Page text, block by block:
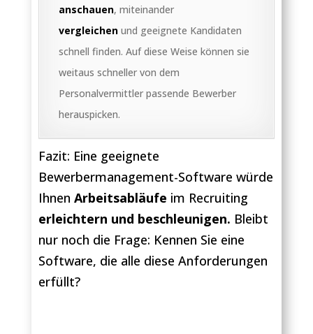
anschauen, miteinander
vergleichen und geeignete Kandidaten
schnell finden. Auf diese Weise können sie
weitaus schneller von dem
Personalvermittler passende Bewerber
herauspicken.
Fazit: Eine geeignete
Bewerbermanagement-Software würde
Ihnen Arbeitsabläufe im Recruiting
erleichtern und beschleunigen. Bleibt
nur noch die Frage: Kennen Sie eine
Software, die alle diese Anforderungen
erfüllt?